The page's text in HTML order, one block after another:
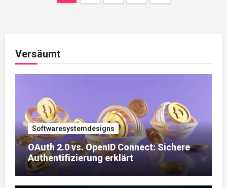
Versäumt
Softwaresystemdesigns
OAuth 2.0 vs. OpenID Connect: Sichere
Authentifizierung erklärt